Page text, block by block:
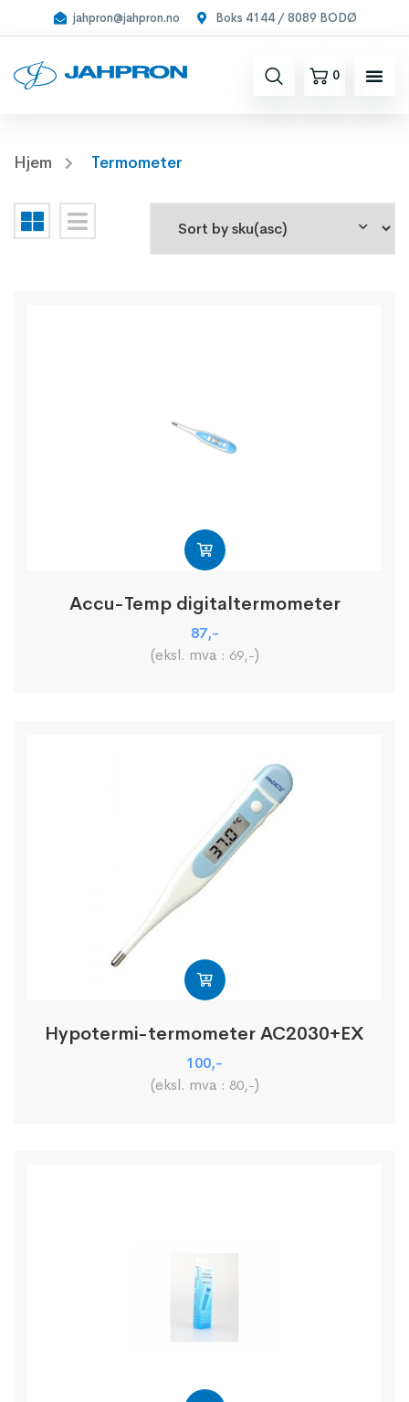
jahpron@jahpron.no Boks 4144 / 8089 BODØ
0
Hjem Termometer
Accu-Temp digitaltermometer
87,-
(eksl. mva : 69,-)
Hypotermi-termometer AC2030+EX
100,-
(eksl. mva : 80,-)